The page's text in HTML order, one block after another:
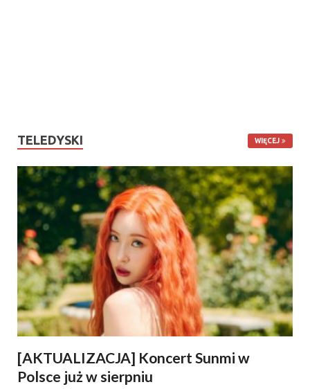
TELEDYSKI WIĘCEJ
[AKTUALIZACJA] Koncert Sunmi w
Polsce już w sierpniu